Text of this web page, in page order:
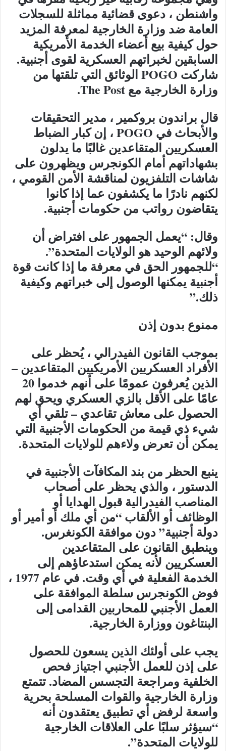
واشنطن ، دعوى قضائية مماثلة للسجلات
العامة ضد وزارة الخارجية لمعرفة المزيد
حول كيفية بيع أعضاء الخدمة الأمريكية
السابقين لخبراتهم العسكرية لقوى أجنبية.
شاركت POGO الوثائق التي تلقتها من
وزارة الخارجية مع The Post.
قال براندون بروكمير ، مدير التحقيقات
والأبحاث في POGO ، إن كبار الضباط
العسكريين المتقاعدين غالبًا ما يدلون
بشهاداتهم أمام الكونجرس ويظهرون على
شاشات التلفزيون لمناقشة الأمن القومي ،
لكنهم نادرًا ما يكشفون عما إذا كانوا
يتقاضون رواتب من حكومات أجنبية.
وقال: “يعمل الجمهور على افتراض أن
ولائهم الوحيد هو الولايات المتحدة”.
“للجمهور الحق في معرفة ما إذا كانت قوة
أجنبية يمكنها الوصول إلى خبراتهم وكيفية
ذلك.”
ممنوع بدون إذن
بموجب القانون الفيدرالي ، يُحظر على
الأفراد العسكريين الأمريكيين المتقاعدين –
الذين يُعرفون عمومًا على أنهم خدموا 20
عامًا على الأقل بالزي العسكري ويحق لهم
الحصول على معاش تقاعدي – تلقي أي
شيء ذي قيمة من الحكومات الأجنبية التي
يمكن أن تعرض ولاءهم للولايات المتحدة.
ينبع الحظر من بند المكافآت الأجنبية في
الدستور ، والذي يحظر على أصحاب
المناصب الفيدرالية قبول الهدايا أو
الوظائف أو الألقاب “من أي ملك أو أمير أو
دولة أجنبية” دون موافقة الكونغرس.
وينطبق القانون على المتقاعدين
العسكريين لأنه يمكن استدعاؤهم إلى
الخدمة الفعلية في أي وقت. في عام 1977 ،
فوض الكونجرس سلطة الموافقة على
العمل الأجنبي للمحاربين القدامى إلى
البنتاغون ووزارة الخارجية.
يجب على أولئك الذين يسعون للحصول
على إذن للعمل الأجنبي اجتياز فحص
الخلفية ومراجعة التجسس المضاد. تتمتع
وزارة الخارجية والقوات المسلحة بحرية
واسعة لرفض أي تطبيق يعتقدون أنه
“سيؤثر سلبًا على العلاقات الخارجية
للولايات المتحدة”.